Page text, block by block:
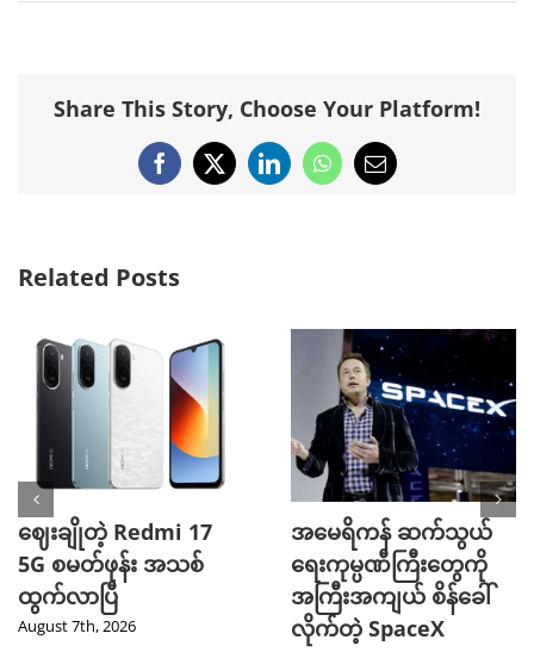
Share This Story, Choose Your Platform!
Facebook
X LinkedInWhatsApp
Email
Related Posts
ဈေးချိုတဲ့ Redmi 17
5G စမတ်ဖုန်း အသစ်
ထွက်လာပြီ
August 7th, 2026
အမေရိကန် ဆက်သွယ်
ရေးကုမ္ပဏီကြီးတွေကို
အကြီးအကျယ် စိန်ခေါ်
လိုက်တဲ့ SpaceX